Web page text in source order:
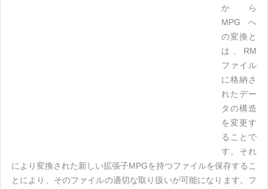
から
MPGへ
の変換と
は、RM
ファイル
に格納さ
れたデー
タの構造
を変更す
ることで
す。それ
により変換された新しい拡張子MPGを持つファイルを保存するこ
とにより、そのファイルの適切な取り扱いが可能になります。フ